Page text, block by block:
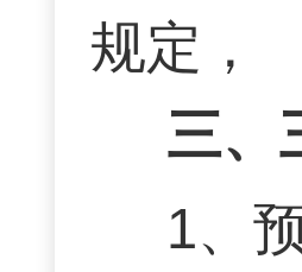
规定，
三、
1、